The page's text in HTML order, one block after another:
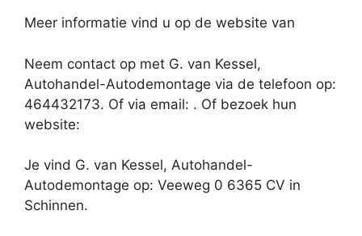
Meer informatie vind u op de website van
Neem contact op met G. van Kessel,
Autohandel-Autodemontage via de telefoon op:
464432173. Of via email: . Of bezoek hun
website:
Je vind G. van Kessel, Autohandel-
Autodemontage op: Veeweg 0 6365 CV in
Schinnen.